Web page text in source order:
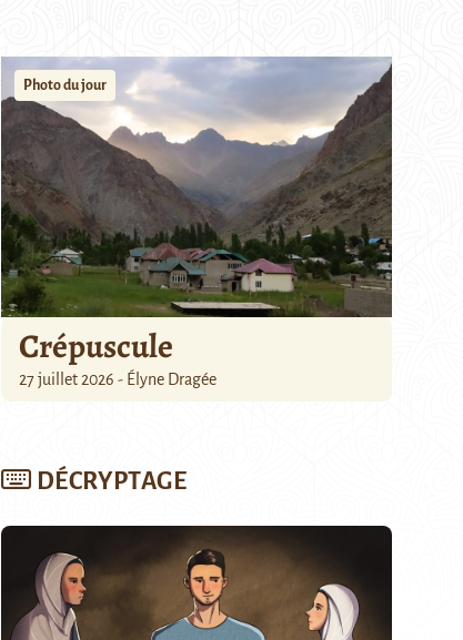
Photo du jour
Crépuscule
27 juillet 2026 - Élyne Dragée
DÉCRYPTAGE